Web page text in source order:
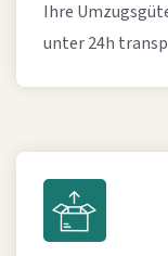
Ihre
unter 24h